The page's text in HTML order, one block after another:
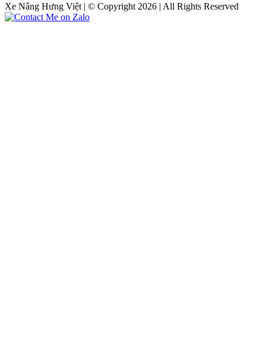
Xe Nâng Hưng Việt | © Copyright 2026 | All Rights Reserved